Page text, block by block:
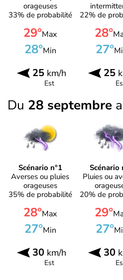
orageuses
33% de probabilité
29°Max
28°Min
25km/h
Est
22% de
28°
27°
25
Du 28 septembre
Scénario n°1
Averses ou pluies
orageuses
35% de probabilité
28°Max
27°Min
30km/h
Est
Scénario
Pluies ou
20% de
29°
27°
30